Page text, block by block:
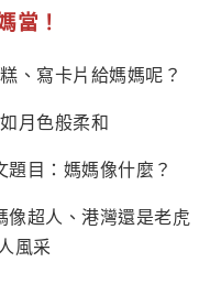
當！
、寫卡片給媽媽呢？
月色般柔和
目：媽媽像什麼？
像超人、港灣還是老虎
風采